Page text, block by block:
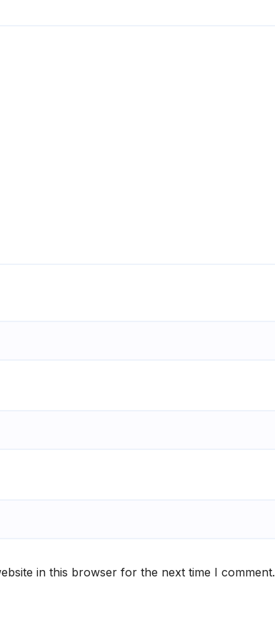
in this browser for the next time I comment.